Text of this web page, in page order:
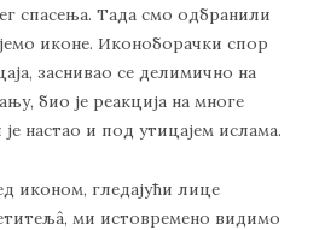
спасења. Тада смо одбранили
иконе. Иконоборачки спор
заснивао се делимично на
био је реакција на многе
настао и под утицајем ислама.
иконом, гледајући лице
ми истовремено видимо